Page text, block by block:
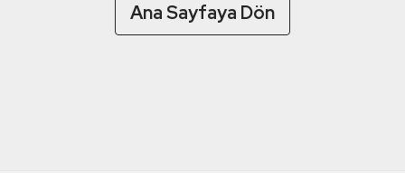
Ana Sayfaya Dön